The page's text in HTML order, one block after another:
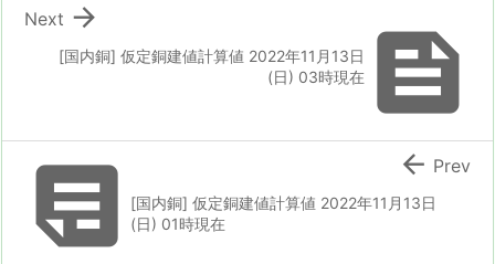

[国内銅] 仮定銅建値計算値 2022年11月13日
(日) 03時現在

Next
[国内銅] 仮定銅建値計算値 2022年11月13日
(日) 01時現在
 Prev